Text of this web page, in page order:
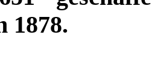
1878.